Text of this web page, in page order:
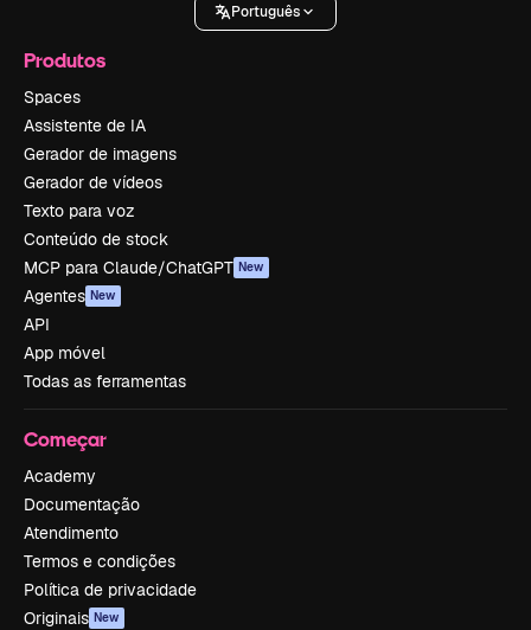
Português
Produtos
Spaces
Assistente de IA
Gerador de imagens
Gerador de vídeos
Texto para voz
Conteúdo de stock
MCP para Claude/ChatGPT New
Agentes New
API
App móvel
Todas as ferramentas
Começar
Academy
Documentação
Atendimento
Termos e condições
Política de privacidade
Originais New